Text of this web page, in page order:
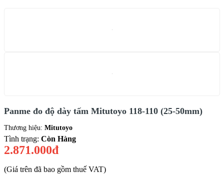
Panme đo độ dày tấm Mitutoyo 118-110 (25-50mm)
Thương hiệu: Mitutoyo
Tình trạng: Còn Hàng
2.871.000đ
(Giá trên đã bao gồm thuế VAT)